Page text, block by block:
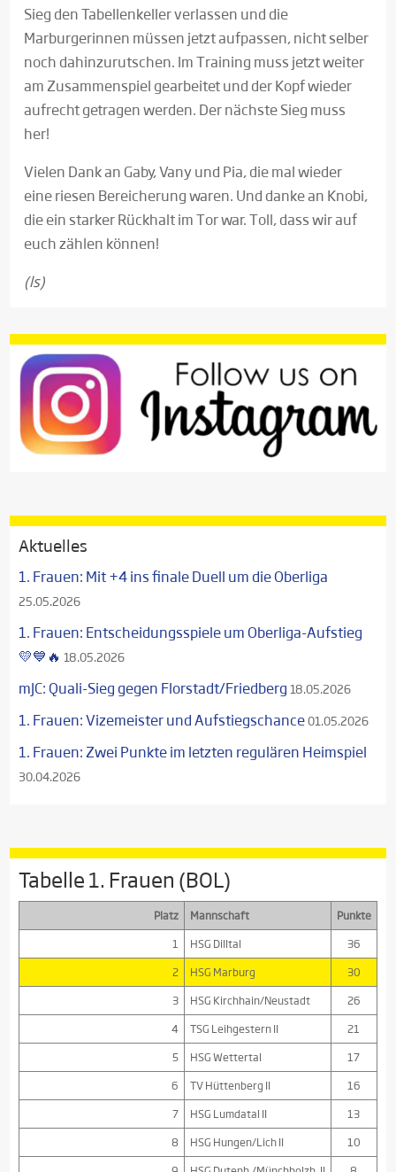
Sieg den Tabellenkeller verlassen und die
Marburgerinnen müssen jetzt aufpassen, nicht selber
noch dahinzurutschen. Im Training muss jetzt weiter
am Zusammenspiel gearbeitet und der Kopf wieder
aufrecht getragen werden. Der nächste Sieg muss
her!
Vielen Dank an Gaby, Vany und Pia, die mal wieder
eine riesen Bereicherung waren. Und danke an Knobi,
die ein starker Rückhalt im Tor war. Toll, dass wir auf
euch zählen können!
(ls)
Aktuelles
1. Frauen: Mit +4 ins finale Duell um die Oberliga
25.05.2026
1. Frauen: Entscheidungsspiele um Oberliga-Aufstieg
💛💙🔥 18.05.2026
mJC: Quali-Sieg gegen Florstadt/Friedberg 18.05.2026
1. Frauen: Vizemeister und Aufstiegschance01.05.2026
1. Frauen: Zwei Punkte im letzten regulären Heimspiel
30.04.2026
Tabelle 1. Frauen (BOL)
Platz Mannschaft
Punkte
1
HSG Dilltal
36
2
HSG Marburg
30
3
HSG Kirchhain/Neustadt
26
4
TSG Leihgestern II
21
5
HSG Wettertal
17
6
TV Hüttenberg II
16
7
HSG Lumdatal II
13
8
HSG Hungen/Lich II
10